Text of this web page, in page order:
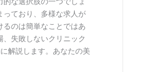
っており、多様な求人が
のは簡単なことではあ
失敗しないクリニック
解説します。あなたの美